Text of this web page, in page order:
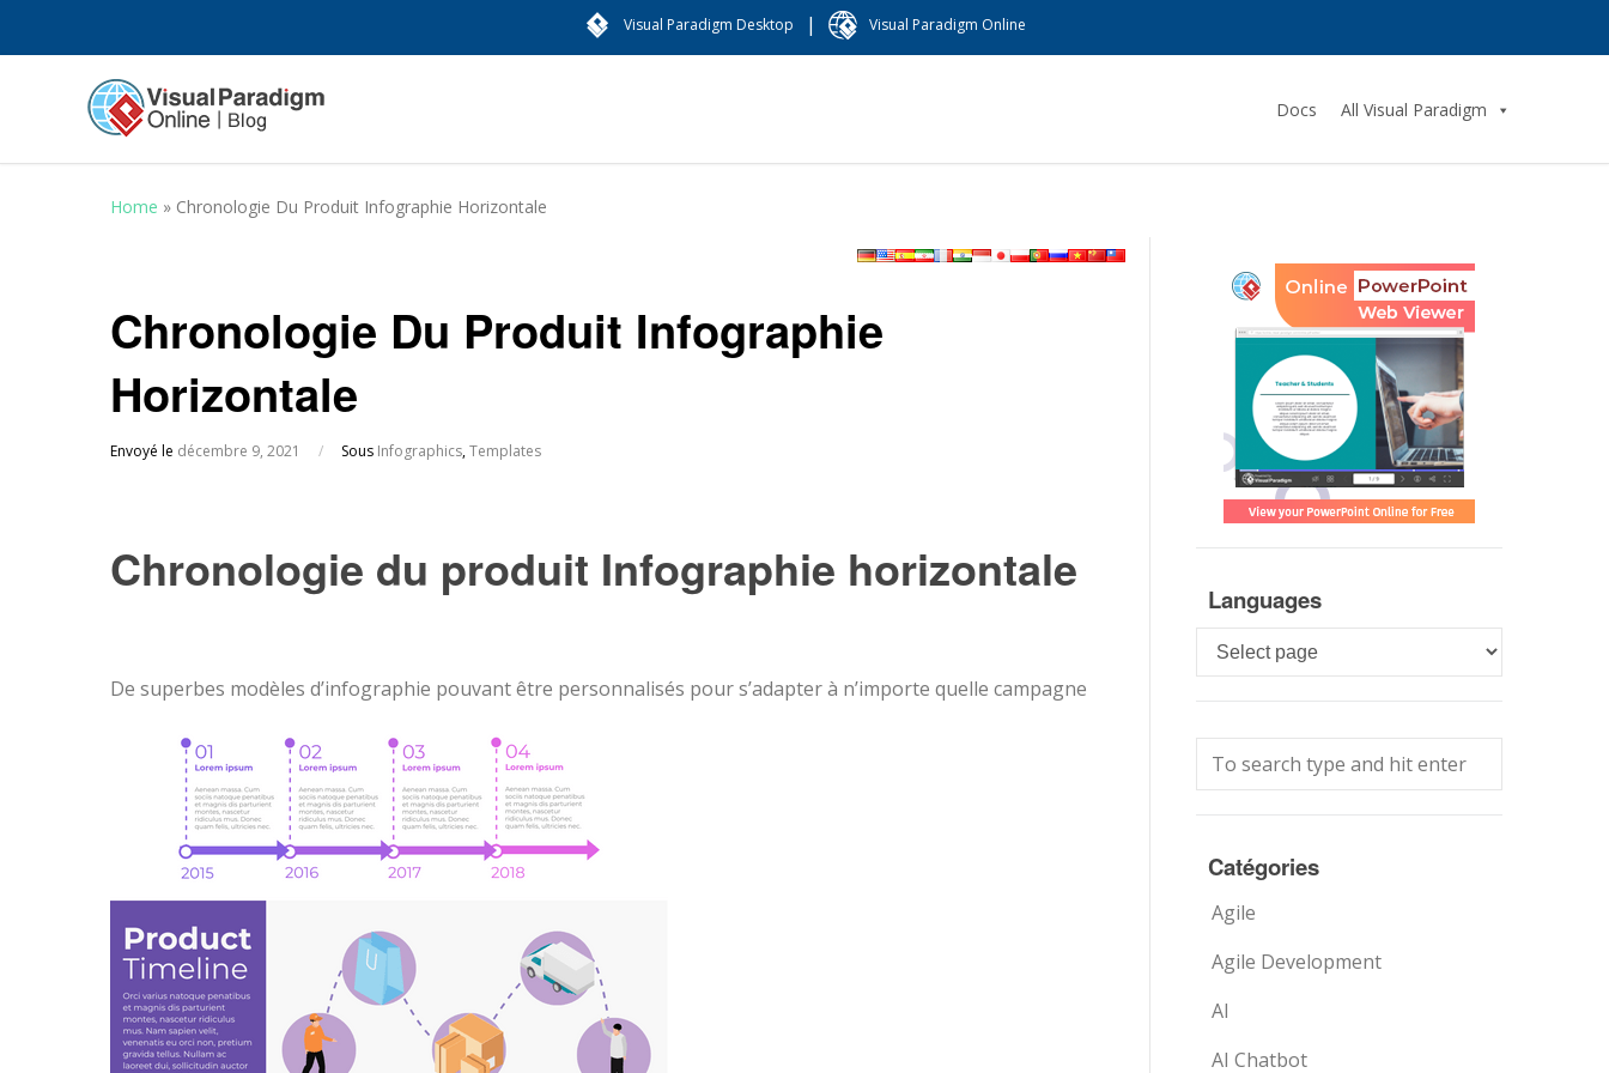
Visual Paradigm Desktop | Visual Paradigm Online
Docs All Visual Paradigm
Home » Chronologie Du Produit Infographie Horizontale
Chronologie Du Produit Infographie
Horizontale
Envoyé le décembre 9, 2021 / Sous Infographics,Templates
Chronologie du produit Infographie horizontale
De superbes modèles d’infographie pouvant être personnalisés pour s’adapter à n’importe quelle campagne
Languages
Languages
Catégories
Agile
Agile Development
AI
AI Chatbot